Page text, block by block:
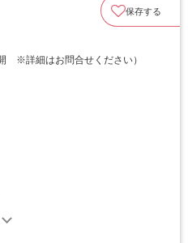
保存する
※詳細はお問合せください）